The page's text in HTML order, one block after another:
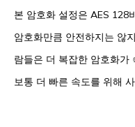
본 암호화 설정은 AES 128
암호화만큼 안전하지는 않
람들은 더 복잡한 암호화가
보통 더 빠른 속도를 위해